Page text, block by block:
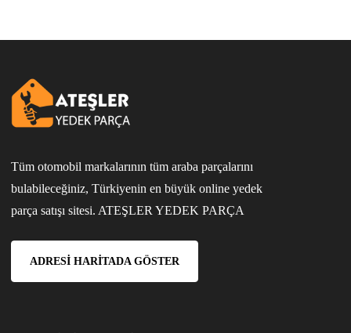
Tüm otomobil markalarının tüm araba parçalarını
bulabileceğiniz, Türkiyenin en büyük online yedek
parça satışı sitesi. ATEŞLER YEDEK PARÇA
ADRESI HARITADA GÖSTER